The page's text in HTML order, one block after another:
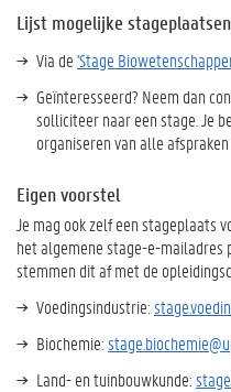
Lijst mogelijke stageplaatsen
Via de'Stage
Geïnteresseerd? Neem dan
solliciteer naar een stage. Je
organiseren van alle
Eigen voorstel
Je mag ook zelf een stageplaats
het algemene stage-e-mailadres
stemmen dit af met de
Voedingsindustrie:
Biochemie:
Land- en tuinbouwkunde: